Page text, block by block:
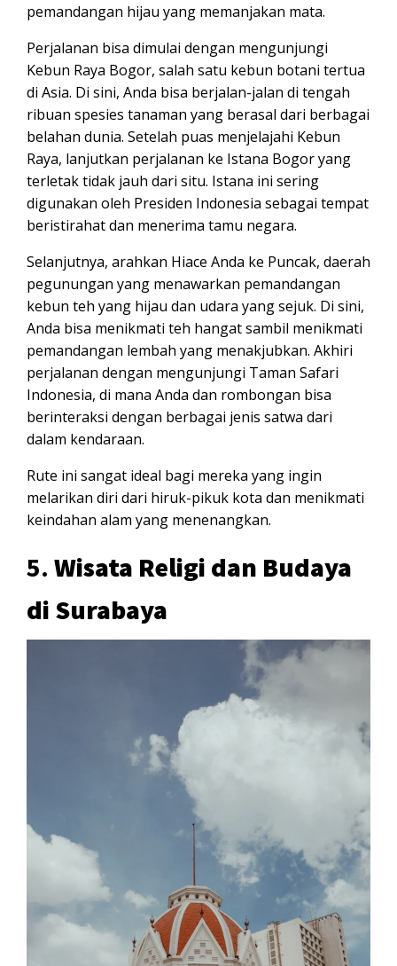
pemandangan hijau yang memanjakan mata.
Perjalanan bisa dimulai dengan mengunjungi
Kebun Raya Bogor, salah satu kebun botani tertua
di Asia. Di sini, Anda bisa berjalan-jalan di tengah
ribuan spesies tanaman yang berasal dari berbagai
belahan dunia. Setelah puas menjelajahi Kebun
Raya, lanjutkan perjalanan ke Istana Bogor yang
terletak tidak jauh dari situ. Istana ini sering
digunakan oleh Presiden Indonesia sebagai tempat
beristirahat dan menerima tamu negara.
Selanjutnya, arahkan Hiace Anda ke Puncak, daerah
pegunungan yang menawarkan pemandangan
kebun teh yang hijau dan udara yang sejuk. Di sini,
Anda bisa menikmati teh hangat sambil menikmati
pemandangan lembah yang menakjubkan. Akhiri
perjalanan dengan mengunjungi Taman Safari
Indonesia, di mana Anda dan rombongan bisa
berinteraksi dengan berbagai jenis satwa dari
dalam kendaraan.
Rute ini sangat ideal bagi mereka yang ingin
melarikan diri dari hiruk-pikuk kota dan menikmati
keindahan alam yang menenangkan.
5. Wisata Religi dan Budaya
di Surabaya